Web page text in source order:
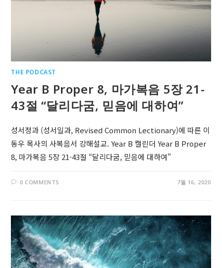
THE PODCAST
Year B Proper 8, 마가복음 5장 21-
43절 “달리다굼, 믿음에 대하여”
성서정과 (성서일과, Revised Common Lectionary)에 따른 이
동우 목사의 사복음서 강해설교. Year B 캘린더 Year B Proper
8, 마가복음 5장 21-43절 “달리다굼, 믿음에 대하여”
0 COMMENTS 7월 16, 2020